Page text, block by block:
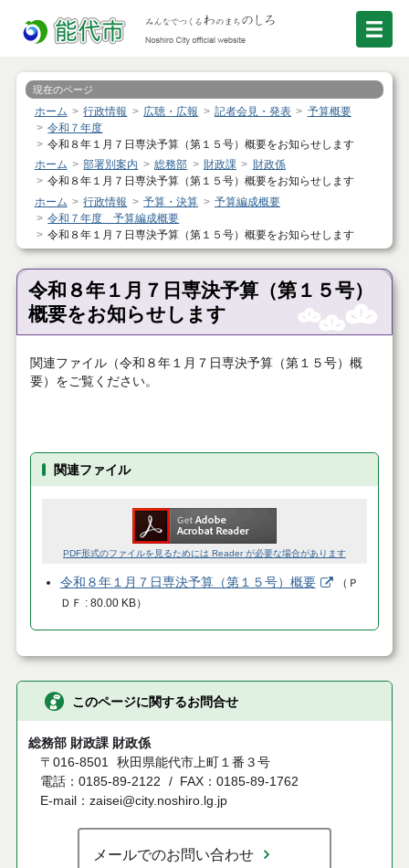
現在のページ
ホーム 行政情報 広聴・広報 記者会見・発表
予算概要
令和７年度
令和８年１月７日専決予算（第１５号）概要をお知らせします
ホーム
部署別案内 総務部 財政課
財政係
令和８年１月７日専決予算（第１５号）概要をお知らせします
ホーム
行政情報 予算・決算
予算編成概要
令和７年度 予算編成概要
令和８年１月７日専決予算（第１５号）概要をお知らせします
令和８年１月７日専決予算（第１５号）
概要をお知らせします
関連ファイル（令和８年１月７日専決予算（第１５号）概
要）をご覧ください。
関連ファイル
PDF形式のファイルを見るためには Reader が必要な場合があります
令和８年１月７日専決予算（第１５号）概要 （ Ｐ
ＤＦ
80.00 KB）
このページに関するお問合せ
総務部 財政課 財政係
〒016-8501 秋田県能代市上町１番３号
電話：0185-89-2122
FAX：0185-89-1762
E-mail：zaisei@city.noshiro.lg.jp
メールでのお問い合わせ